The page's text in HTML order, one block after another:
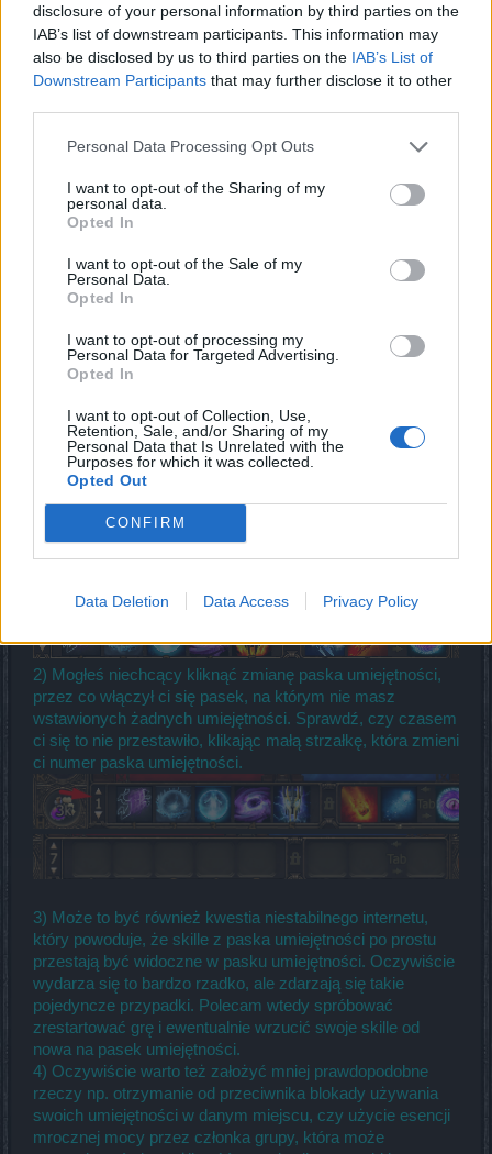
disclosure of your personal information by third parties on the
IAB’s list of downstream participants. This information may
also be disclosed by us to third parties on the IAB’s List of
Downstream Participants that may further disclose it to other
Personal Data Processing Opt Outs
I want to opt-out of the Sharing of my
personal data.
Opted In
I want to opt-out of the Sale of my
Personal Data.
Opted In
I want to opt-out of processing my
Personal Data for Targeted Advertising.
Opted In
I want to opt-out of Collection, Use,
Retention, Sale, and/or Sharing of my
Personal Data that Is Unrelated with the
Purposes for which it was collected.
Opted Out
CONFIRM
Data Deletion Data Access Privacy Policy
kunia1
Forum Greenhorn
potwora to wogole nie mogę
Oct 25, 2022
BA_Yahiko
Team Drakensang Online
kunia1 - Twój post został przeniesiony w bardziej pasujący
kunia1 said:↑
Witam , mam taki problem jak chce atakować jakiegoś potwora to
wogole nie mogę
Powodów tego może być kilka:
1) Nie masz przełożonych skilli z "drzewka" do paska
umiejętności, który znajduje się na środku dolnej części
ekranu. Wtedy wystarczy po prostu je przeciągnąć do
2) Mogłeś niechcący kliknąć zmianę paska umiejętności,
przez co włączył ci się pasek, na którym nie masz
wstawionych żadnych umiejętności. Sprawdź, czy czasem
ci się to nie przestawiło, klikając małą strzałkę, która zmieni
ci numer paska umiejętności.
3) Może to być również kwestia niestabilnego internetu,
który powoduje, że skille z paska umiejętności po prostu
przestają być widoczne w pasku umiejętności. Oczywiście
wydarza się to bardzo rzadko, ale zdarzają się takie
pojedyncze przypadki. Polecam wtedy spróbować
zrestartować grę i ewentualnie wrzucić swoje skille od
nowa na pasek umiejętności.
4) Oczywiście warto też założyć mniej prawdopodobne
rzeczy np. otrzymanie od przeciwnika blokady używania
swoich umiejętności w danym miejscu, czy użycie esencji
mrocznej mocy przez członka grupy, która może